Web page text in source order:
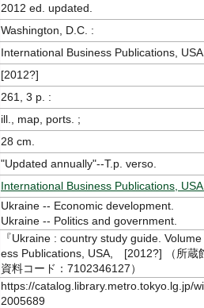
2012 ed. updated.
Washington, D.C. :
International Business Publications,
[2012?]
261, 3 p. :
ill., map, ports. ;
28 cm.
"Updated annually"--T.p. verso.
International Business Publications,
Ukraine -- Economic development.
Ukraine -- Politics and government.
『Ukraine : country study guide.
ess Publications, USA, [2012?] （所
資料コード：7102346127）
https://catalog.library.metro.tokyo.lg.jp/
2005689